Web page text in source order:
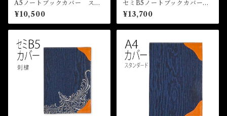
A5ノートブックカバー スタ
ンダード WOOD DENIM
ノートカバー デニム 革
¥10,500
セミB5ノートブックカバー
スタンダード WOOD DENI
M ノートカバー デニム
革 B5
¥13,700